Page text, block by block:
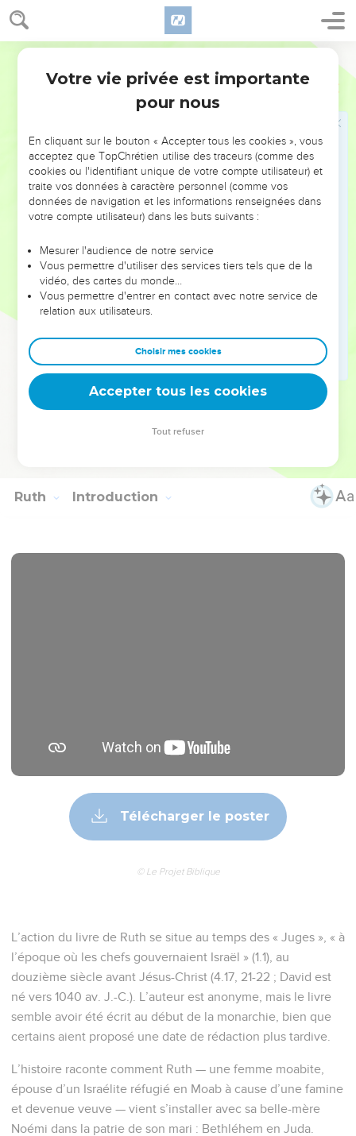
Juges 21
de l'Eternel à Silo, qui se trouvait au nord de Béthel, à l'est
de la route qui montait de Béthel à Sichem, et au sud de
Lebona.
Alors ils donnèrent cet ordre aux Benjaminites : « Allez
vous placer en embuscade dans les vignes.
pour danser, vous sortirez des vignes, vous enlèverez
chacun une des filles de Silo pour faire d’elle votre femme,
et vous repartirez dans le pays de Benjamin.
Si leur père ou leurs frères viennent se plaindre auprès de
nous, nous leur dirons : ‘Accordez-les-nous, car nous n'avons
vous qui les leur avez données. Dans ce cas-là, vous seriez
coupables.’ »
C’est ce que firent les Benjaminites. Ils prirent le nombre
de femmes nécessaire parmi les danseuses qu'ils enlevèrent,
puis ils partirent et retournèrent dans leur héritage. Ils
reconstruisirent leurs villes et y habitèrent.
A ce moment-là, les Israélites repartirent de là, chacun
dans sa tribu et dans son clan. Ils retournèrent chacun dans
Ruth Introduction
Télécharger le poster
© Le Projet Biblique
L’action du livre de Ruth se situe au temps des « Juges », « à
l’époque où les chefs gouvernaient Israël » (1.1), au
douzième siècle avant Jésus-Christ (4.17, 21-22 ; David est
né vers 1040 av. J.-C.). L’auteur est anonyme, mais le livre
semble avoir été écrit au début de la monarchie, bien que
certains aient proposé une date de rédaction plus tardive.
L’histoire raconte comment Ruth — une femme moabite,
épouse d’un Israélite réfugié en Moab à cause d’une famine
et devenue veuve — vient s’installer avec sa belle-mère
Noémi dans la patrie de son mari : Bethléhem en Juda.
Votre vie privée est importante
pour nous
En cliquant sur le bouton « Accepter tous les cookies », vous
acceptez que TopChrétien utilise des traceurs (comme des
cookies ou l'identifiant unique de votre compte utilisateur) et
traite vos données à caractère personnel (comme vos
données de navigation et les informations renseignées dans
votre compte utilisateur) dans les buts suivants :
Mesurer l'audience de notre service
Vous permettre d'utiliser des services tiers tels que de la
vidéo, des cartes du monde…
Vous permettre d'entrer en contact avec notre service de
relation aux utilisateurs.
Choisir mes cookies
Accepter tous les cookies
Tout refuser